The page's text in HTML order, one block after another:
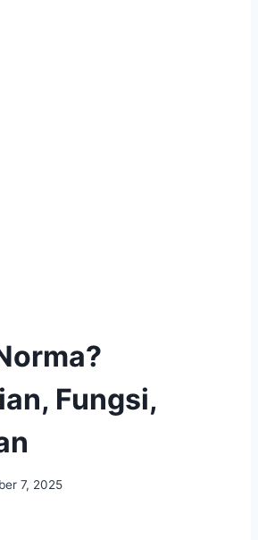
Fungsi,
7, 2025